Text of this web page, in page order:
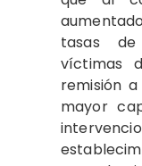
tasas
víctimas
remisión
mayor